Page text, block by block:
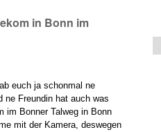
in Bonn im
euch ja schonmal ne
ne Freundin hat auch was
im Bonner Talweg in Bonn
mit der Kamera, deswegen